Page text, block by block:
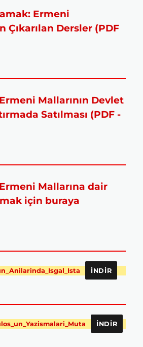
Ermeni
Çıkarılan Dersler (PDF
Mallarının Devlet
Satılması (PDF -
Mallarına dair
için buraya
İNDIR
İNDIR